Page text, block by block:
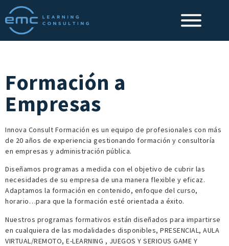
Formación a
Empresas
Innova Consult Formación es un equipo de profesionales con más
de 20 años de experiencia gestionando formación y consultoría
en empresas y administración pública.
Diseñamos programas a medida con el objetivo de cubrir las
necesidades de su empresa de una manera flexible y eficaz.
Adaptamos la formación en contenido, enfoque del curso,
horario…para que la formación esté orientada a éxito.
Nuestros programas formativos están diseñados para impartirse
en cualquiera de las modalidades disponibles, PRESENCIAL, AULA
VIRTUAL/REMOTO, E-LEARNING , JUEGOS Y SERIOUS GAME Y